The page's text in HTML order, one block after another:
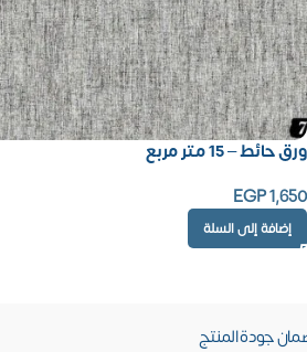
ورق حائط – 15 متر مربع
EGP1,650
إضافة إلى السلة
جودة المنتج